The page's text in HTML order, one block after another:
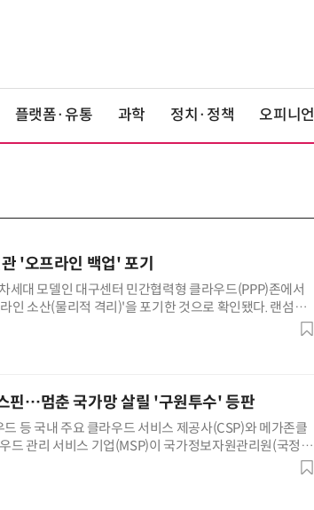
플랫폼·유통 과학 정치·정책 오피니언
'오프라인 백업' 포기
세대 모델인 대구센터 민간협력형 클라우드(PPP)존에서
인 소산(물리적 격리)'을 포기한 것으로 확인됐다. 랜섬웨
데이터를 살려낼 수 있는 유일한 수단이 사라진 것이
핀…멈춘 국가망 살릴 '구원투수' 등판
등 국내 주요 클라우드 서비스 제공사(CSP)와 메가존클
드 관리 서비스 기업(MSP)이 국가정보자원관리원(국정자
민관협력(PPP)존으로 긴급 복구·이전하는